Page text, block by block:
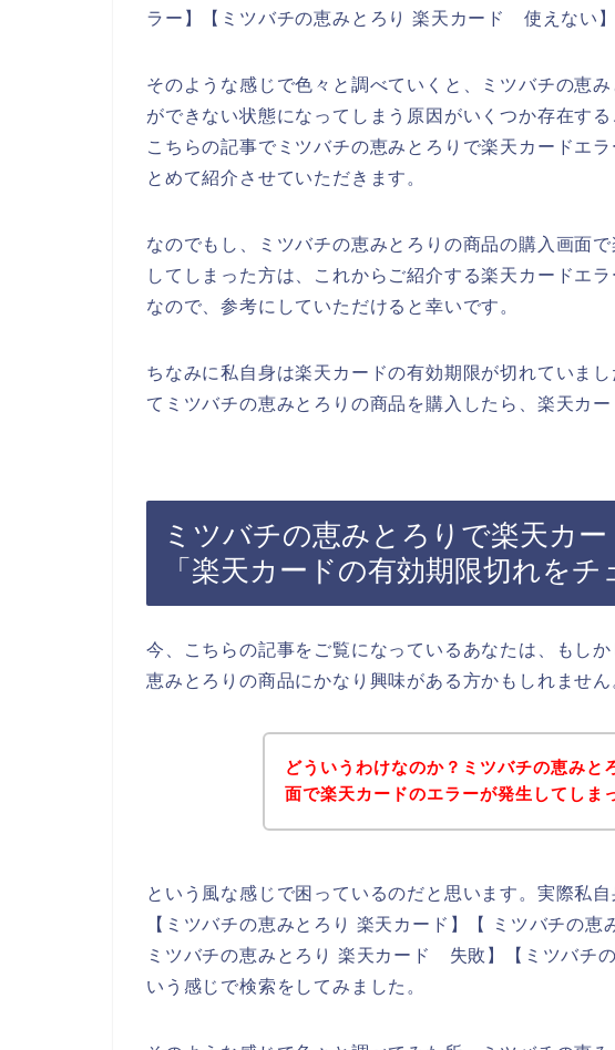
ラー】【ミツバチの恵みとろり 楽天カード 使えない
そのような感じで色々と調べていくと、ミツバチの恵
ができない状態になってしまう原因がいくつか存在す
こちらの記事でミツバチの恵みとろりで楽天カードエ
とめて紹介させていただきます。
なのでもし、ミツバチの恵みとろりの商品の購入画面
してしまった方は、これからご紹介する楽天カードエ
なので、参考にしていただけると幸いです。
ちなみに私自身は楽天カードの有効期限が切れていま
てミツバチの恵みとろりの商品を購入したら、楽天カ
ミツバチの恵みとろりで楽天カー
「楽天カードの有効期限切れをチ
今、こちらの記事をご覧になっているあなたは、もし
恵みとろりの商品にかなり興味がある方かもしれません
どういうわけなのか？ミツバチの恵みと
面で楽天カードのエラーが発生してしま
という風な感じで困っているのだと思います。実際私
【ミツバチの恵みとろり 楽天カード】【 ミツバチの
ミツバチの恵みとろり 楽天カード 失敗】【ミツバチ
いう感じで検索をしてみました。